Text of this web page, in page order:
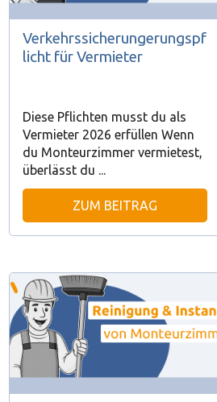
Verkehrssicherungerungspf
licht für Vermieter
Diese Pflichten musst du als
Vermieter 2026 erfüllen Wenn
du Monteurzimmer vermietest,
überlässt du ...
ZUM BEITRAG